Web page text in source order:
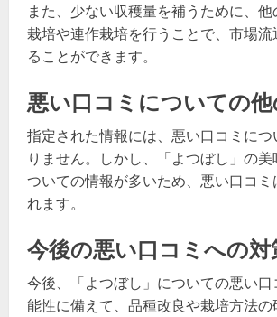
また、少ない収穫量を補うために、
栽培や連作栽培を行うことで、市場
ることができます。
悪い口コミについての
指定された情報には、悪い口コミに
りません。しかし、「よつぼし」の
ついての情報が多いため、悪い口コ
れます。
今後の悪い口コミへの対
今後、「よつぼし」についての悪い
能性に備えて、品種改良や栽培方法の